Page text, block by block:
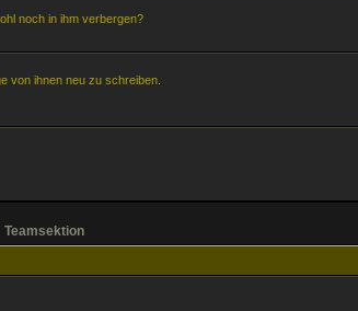
noch in ihm verbergen?
von ihnen neu zu schreiben.
Teamsektion